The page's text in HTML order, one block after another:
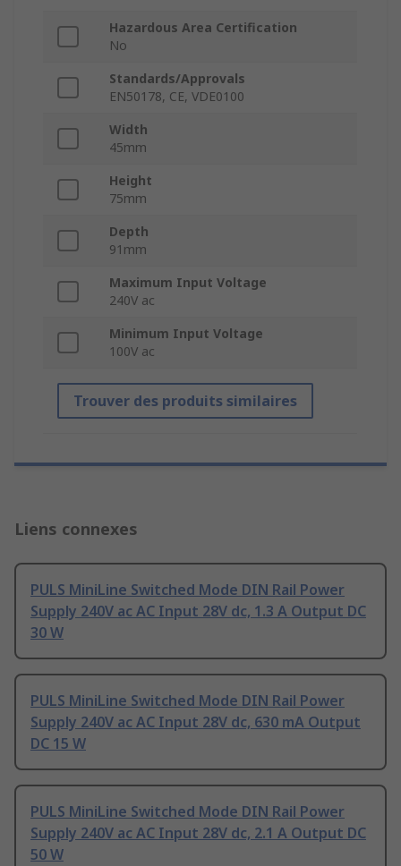
Hazardous Area Certification
No
Standards/Approvals
EN50178, CE, VDE0100
Width
45mm
Height
75mm
Depth
91mm
Maximum Input Voltage
240V ac
Minimum Input Voltage
100V ac
Trouver des produits similaires
Liens connexes
PULS MiniLine Switched Mode DIN Rail Power
Supply 240V ac AC Input 28V dc, 1.3 A Output DC
30 W
PULS MiniLine Switched Mode DIN Rail Power
Supply 240V ac AC Input 28V dc, 630 mA Output
DC 15 W
PULS MiniLine Switched Mode DIN Rail Power
Supply 240V ac AC Input 28V dc, 2.1 A Output DC
50 W